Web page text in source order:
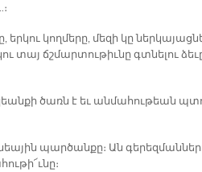
եր­կու կող­մե­րը, մե­զի կը
տայ ճշմար­տու­թիւ­նը գտնե­լու
ծառն է եւ ան­մա­հու­թեան
պար­ծան­քը։ Ան